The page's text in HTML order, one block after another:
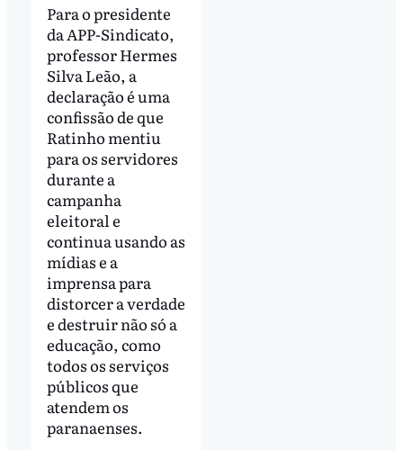
Para o presidente
da APP-Sindicato,
professor Hermes
Silva Leão, a
declaração é uma
confissão de que
Ratinho mentiu
para os servidores
durante a
campanha
eleitoral e
continua usando as
mídias e a
imprensa para
distorcer a verdade
e destruir não só a
educação, como
todos os serviços
públicos que
atendem os
paranaenses.